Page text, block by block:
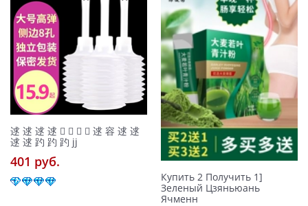
逑 逑 逑 逑     逑 容 逑 逑
逑 逑 趵 趵 趵 jj
401 pуб.
Купить 2 Получить 1]
Зеленый Цзяньюань
Ячменн